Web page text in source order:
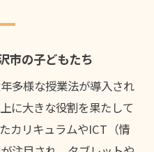
市の子どもたち
多様な授業法が導入され
に大きな役割を果たして
カリキュラムやICT（情